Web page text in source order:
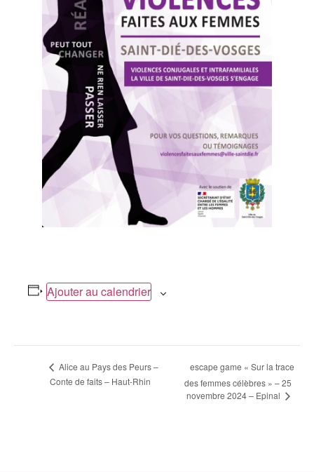
Ajouter au calendrier
Navigation
Alice au Pays des Peurs –
Conte de faits – Haut-Rhin
escape game « Sur la trace
des femmes célèbres » – 25
novembre 2024 – Epinal